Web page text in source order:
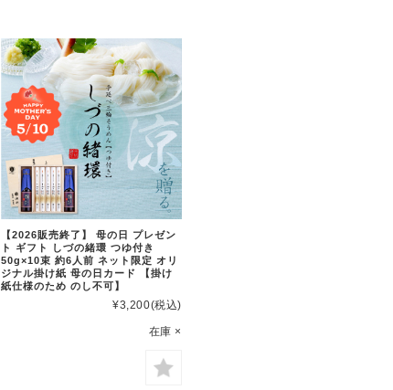
【2026販売終了】 母の日 プレゼン
ト ギフト しづの緒環 つゆ付き
50g×10束 約6人前 ネット限定 オリ
ジナル掛け紙 母の日カード 【掛け
紙仕様のため のし不可】
¥3,200(税込)
在庫 ×